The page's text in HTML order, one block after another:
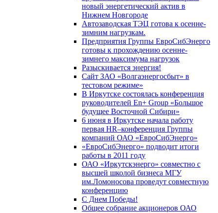
новый энергетический актив в
Нижнем Новгороде
Автозаводская ТЭЦ готова к осенне-
зимним нагрузкам.
Предприятия Группы ЕвроСибЭнерго
готовы к прохождению осенне-
зимнего максимума нагрузок
Разыскивается энергия!
Сайт ЗАО «Волгаэнергосбыт» в
тестовом режиме»
В Иркутске состоялась конференция
руководителей En+ Group «Большое
будущее Восточной Сибири»
6 июня в Иркутске начала работу
первая HR–конференция Группы
компаний ОАО «ЕвроСибЭнерго»
«ЕвроСибЭнерго» подводит итоги
работы в 2011 году
ОАО «Иркутскэнерго» совместно с
высшей школой бизнеса МГУ
им.Ломоносова проведут совместную
конференцию
С Днем Победы!
Общее собрание акционеров ОАО